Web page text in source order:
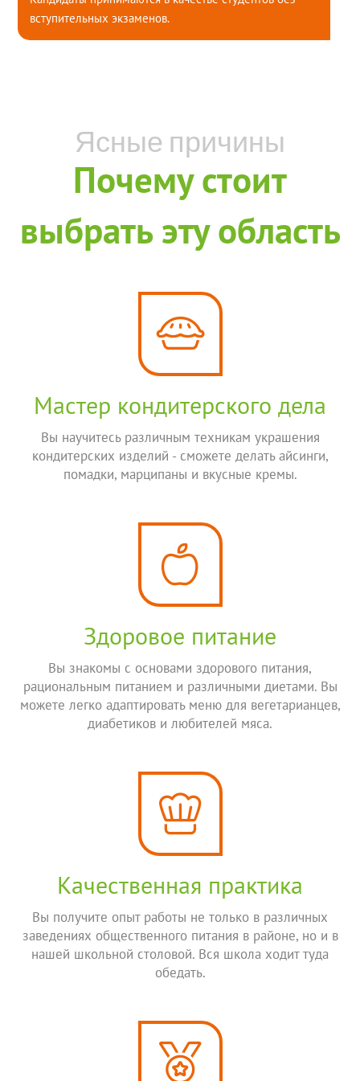
вступительных экзаменов.
Ясные причины
Почему стоит
выбрать эту область
Мастер кондитерского дела
Вы научитесь различным техникам украшения
кондитерских изделий - сможете делать айсинги,
помадки, марципаны и вкусные кремы.
Здоровое питание
Вы знакомы с основами здорового питания,
рациональным питанием и различными диетами. Вы
можете легко адаптировать меню для вегетарианцев,
диабетиков и любителей мяса.
Качественная практика
Вы получите опыт работы не только в различных
заведениях общественного питания в районе, но и в
нашей школьной столовой. Вся школа ходит туда
обедать.